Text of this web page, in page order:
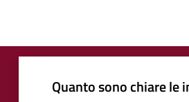
Quanto sono chiare le